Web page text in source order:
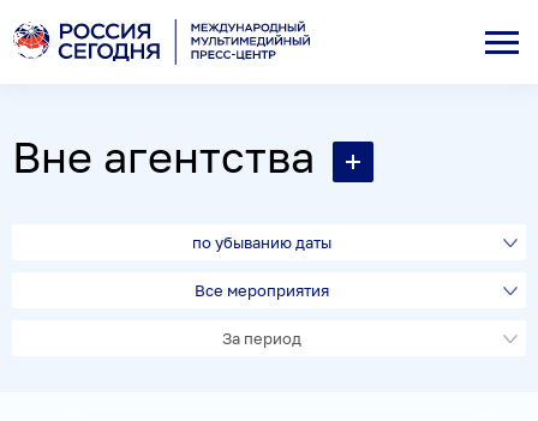
Вне агентства
по убыванию даты
Все мероприятия
За период